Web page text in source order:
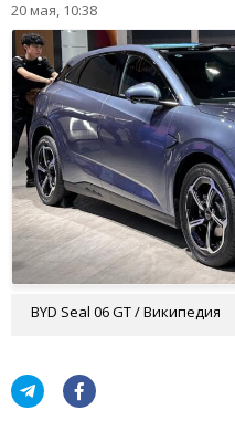
20 мая, 10:38
BYD Seal 06 GT / Википедия